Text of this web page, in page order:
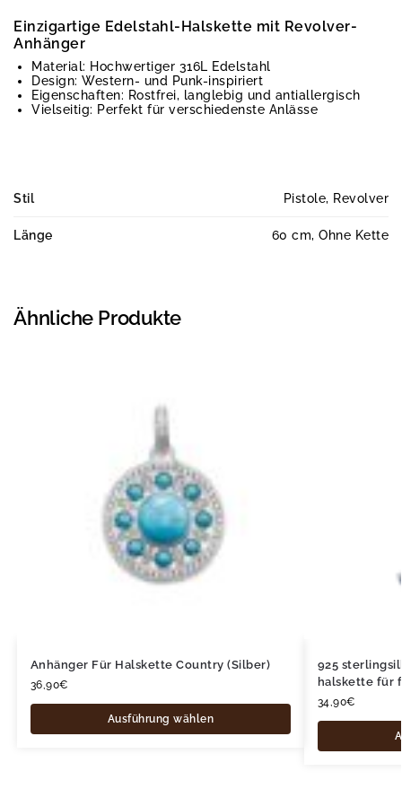
Einzigartige Edelstahl-Halskette mit Revolver-
Anhänger
Material: Hochwertiger 316L Edelstahl
Design: Western- und Punk-inspiriert
Eigenschaften: Rostfrei, langlebig und antiallergisch
Vielseitig: Perfekt für verschiedenste Anlässe
Stil Pistole, Revolver
Länge 60 cm, Ohne Kette
Ähnliche Produkte
Anhänger Für Halskette Country (Silber)
36,90€
Ausführung wählen
925
halskette für
34,90€